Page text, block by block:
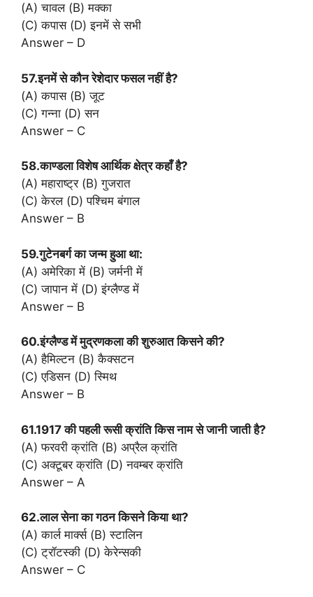
(A) चावल (B) मक्का
(C) कपास (D) इनमें से सभी
Answer – D
57.इनमें से कौन रेशेदार फसल नहीं है?
(A) कपास (B) जूट
(C) गन्ना (D) सन
Answer – C
58.काण्डला विशेष आर्थिक क्षेत्र कहाँ है?
(A) महाराष्ट्र (B) गुजरात
(C) केरल (D) पश्चिम बंगाल
Answer – B
59.गुटेनबर्ग का जन्म हुआ था:
(A) अमेरिका में (B) जर्मनी में
(C) जापान में (D) इंग्लैण्ड में
Answer – B
60.इंग्लैण्ड में मुद्रणकला की शुरुआत किसने की?
(A) हैमिल्टन (B) कैक्सटन
(C) एडिसन (D) स्मिथ
Answer – B
61.1917 की पहली रूसी क्रांति किस नाम से जानी जाती है?
(A) फरवरी क्रांति (B) अप्रैल क्रांति
(C) अक्टूबर क्रांति (D) नवम्बर क्रांति
Answer – A
62.लाल सेना का गठन किसने किया था?
(A) कार्ल मार्क्स (B) स्टालिन
(C) ट्रॉटस्की (D) केरेन्सकी
Answer – C